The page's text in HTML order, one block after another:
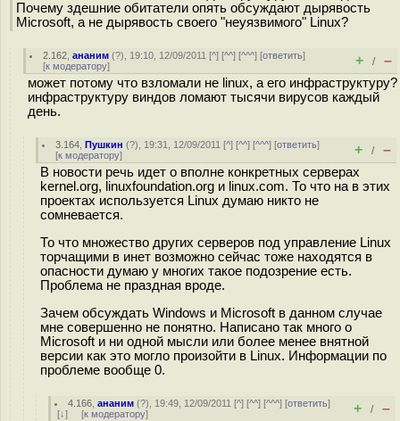
Почему здешние обитатели опять обсуждают дырявость
Microsoft, а не дырявость своего "неуязвимого" Linux?
2.162 ,ананим (?), 19:10, 12/09/2011 [^] [^^] [^^^] [ответить]
[к модератору] + / –
может потому что взломали не linux, а его инфраструктуру?
инфраструктуру виндов ломают тысячи вирусов каждый
день.
3.164 ,Пушкин (?), 19:31, 12/09/2011 [^] [^^] [^^^] [ответить]
[к модератору] + / –
В новости речь идет о вполне конкретных серверах
kernel.org, linuxfoundation.org и linux.com. То что на в этих
проектах используется Linux думаю никто не
сомневается.
То что множество других серверов под управление Linux
торчащими в инет возможно сейчас тоже находятся в
опасности думаю у многих такое подозрение есть.
Проблема не праздная вроде.
Зачем обсуждать Windows и Microsoft в данном случае
мне совершенно не понятно. Написано так много о
Microsoft и ни одной мысли или более менее внятной
версии как это могло произойти в Linux. Информации по
проблеме вообще 0.
4.166 ,ананим (?), 19:49, 12/09/2011 [^] [^^] [^^^] [ответить]
[↓] [к модератору] + / –